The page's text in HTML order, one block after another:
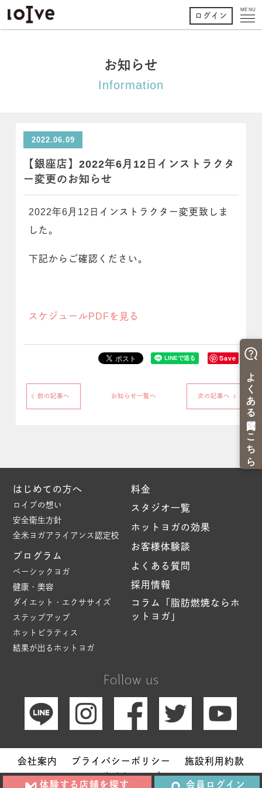
MENU
ログイン
お知らせ
Information
2022.06.09
【銀座店】2022年6月12日インストラクタ
ー変更のお知らせ
2022年6月12日インストラクター変更致しま
した。
下記からご確認ください。
スケジュールPDFを見る
Save
前の記事へ お知らせ一覧へ 次の記事へ
Follow us
はじめての方へ
ロイブの想い
安全衛生方針
全米ヨガアライアンス認定校
プログラム
ベーシックヨガ
健康・美容
ダイエット・エクササイズ
ステップアップ
ホットピラティス
結果が出るホットヨガ
料金
スタジオ一覧
ホットヨガの効果
お客様体験談
よくある質問
採用情報
コラム「脂肪燃焼ならホ
ットヨガ」
会社案内 プライバシーポリシー
施設利用約款
サイトマップ
体験する店舗を探す 会員ログイン